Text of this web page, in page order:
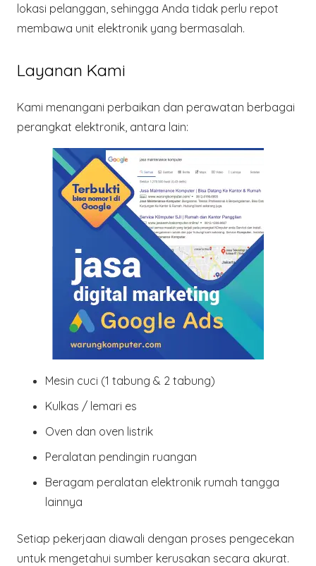
lokasi pelanggan , sehingga Anda tidak perlu repot
membawa unit elektronik yang bermasalah.
Layanan Kami
Kami menangani perbaikan dan perawatan berbagai
perangkat elektronik, antara lain:
Mesin cuci (1 tabung & 2 tabung)
Kulkas / lemari es
Oven dan oven listrik
Peralatan pendingin ruangan
Beragam peralatan elektronik rumah tangga
lainnya
Setiap pekerjaan diawali dengan proses pengecekan
untuk mengetahui sumber kerusakan secara akurat.